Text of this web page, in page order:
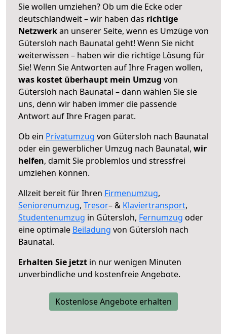
Sie wollen umziehen? Ob um die Ecke oder
deutschlandweit – wir haben das richtige
Netzwerkan unserer Seite, wenn es Umzüge von
Gütersloh nach Baunatal geht! Wenn Sie nicht
weiterwissen – haben wir die richtige Lösung für
Sie! Wenn Sie Antworten auf Ihre Fragen wollen,
was kostet überhaupt mein Umzug von
Gütersloh nach Baunatal – dann wählen Sie sie
uns, denn wir haben immer die passende
Antwort auf Ihre Fragen parat.
Ob ein Privatumzug von Gütersloh nach Baunatal
oder ein gewerblicher Umzug nach Baunatal, wir
helfen, damit Sie problemlos und stressfrei
umziehen können.
Allzeit bereit für Ihren Firmenumzug,
Seniorenumzug, Tresor– & Klaviertransport,
Studentenumzug in Gütersloh, Fernumzug oder
eine optimale Beiladung von Gütersloh nach
Baunatal.
Erhalten Sie jetzt in nur wenigen Minuten
unverbindliche und kostenfreie Angebote.
Kostenlose Angebote erhalten